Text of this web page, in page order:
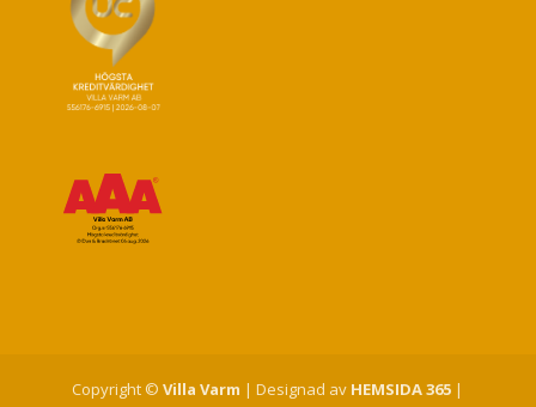
Copyright ©Villa Varm | Designad av HEMSIDA 365 |